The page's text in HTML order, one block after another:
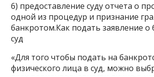
6) предоставление суду отчета о
одной из процедур и признание
банкротом.Как подать заявление о
суд
«Для того чтобы подать на
физического лица в суд, можно